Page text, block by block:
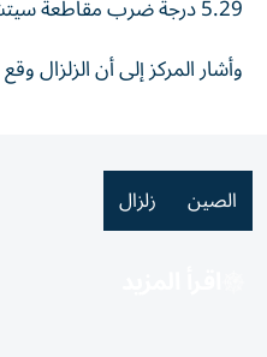
5.29 درجة ضرب مقاطعة ​سيتشوان الصينية الأحد.
وأشار المركز ⁠إلى أن
الصين زلزال